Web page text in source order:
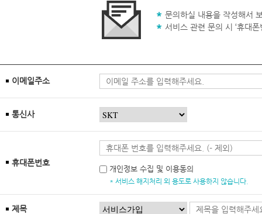
문의하실 내용을 작성해서
서비스 관련 문의 시 ‘휴대
이메일주소
통신사
휴대폰번호
개인정보 수집 및 이용동의
* 서비스 해지처리 외 용도로 사용하지 않습니다.
제목